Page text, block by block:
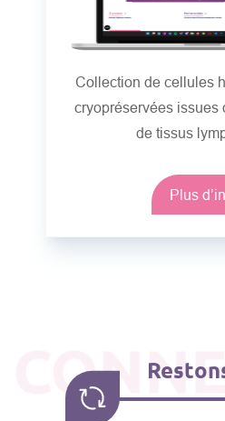
Collection de cellules
cryopréservées issues
de tissus
Plus